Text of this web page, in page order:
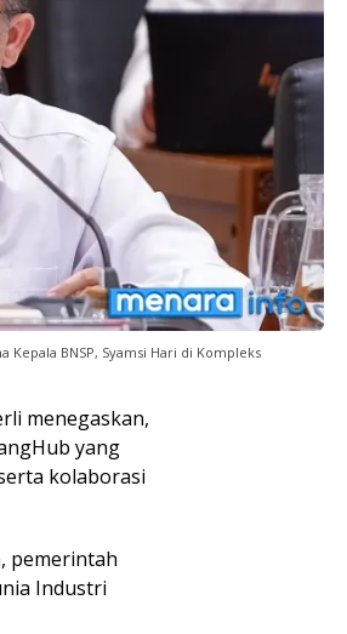
Kepala BNSP, Syamsi Hari di Kompleks
menegaskan,
yang
kolaborasi
pemerintah
Industri